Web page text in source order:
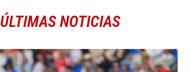
ÚLTIMAS NOTICIAS